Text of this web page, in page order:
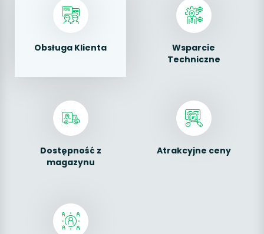
Obsługa Klienta
Wsparcie
Techniczne
Dostępność z
magazynu
Atrakcyjne ceny